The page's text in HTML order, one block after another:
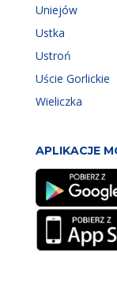
Uniejów
Ustka
Ustroń
Uście Gorlickie
Wieliczka
APLIKACJE